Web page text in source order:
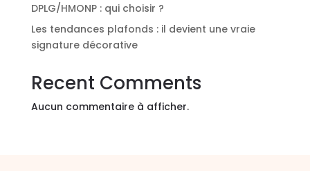
DPLG/HMONP : qui choisir ?
Les tendances plafonds : il devient une vraie
signature décorative
Recent Comments
Aucun commentaire à afficher.